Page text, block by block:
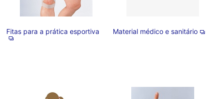
Fitas para a prática esportiva Material médico e sanitário